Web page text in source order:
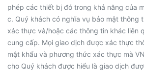
phép các thiết bị đó trong khả năng của
c. Quý khách có nghĩa vụ bảo mật thông
xác thực và/hoặc các thông tin khác liên
cung cấp. Mọi giao dịch được xác thực
mật khẩu và phương thức xác thực mà
cho Quý khách được hiểu là giao dịch